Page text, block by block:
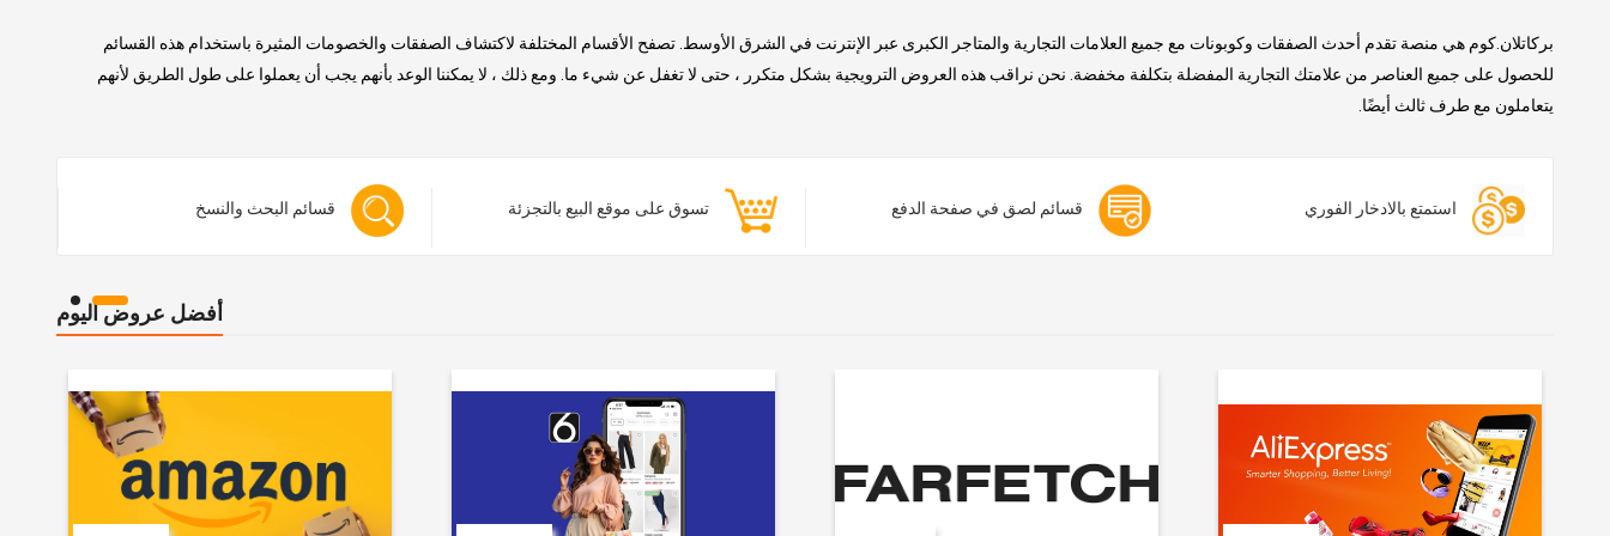
بركاتلان.كوم هي منصة تقدم أحدث الصفقات وكوبونات مع جميع العلامات التجارية والمتاجر الكبرى عبر الإنترنت في الشرق الأوسط. تصفح الأقسام المختلفة لاكتشاف الصفقات والخصومات المثيرة باستخدام هذه القسائم
للحصول على جميع العناصر من علامتك التجارية المفضلة بتكلفة مخفضة. نحن نراقب هذه العروض الترويجية بشكل متكرر ، حتى لا تغفل عن شيء ما. ومع ذلك ، لا يمكننا الوعد بأنهم يجب أن يعملوا على طول الطريق لأنهم
يتعاملون مع طرف ثالث أيضًا.
قسائم البحث والنسخ تسوق على موقع البيع بالتجزئة قسائم لصق في صفحة الدفع استمتع بالادخار الفوري
أفضل عروض اليوم